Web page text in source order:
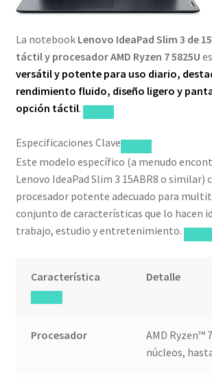
La notebook Lenovo IdeaPad Slim 3 de
táctil y procesador AMD Ryzen 7 5825U
versátil y potente para uso diario,
rendimiento fluido, diseño ligero y
opción táctil.
Especificaciones Clave
Este modelo específico (a menudo
Lenovo IdeaPad Slim 3 15ABR8 o similar)
procesador potente adecuado para
conjunto de características que lo hacen
trabajo, estudio y entretenimiento.
Característica Detalle
Procesador
AMD Ryzen™
núcleos,